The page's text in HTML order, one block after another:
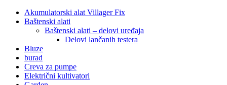
Akumulatorski alat Villager Fix
Baštenski alati
Baštenski alati – delovi uređaja
Delovi lančanih testera
Bluze
burad
Creva za pumpe
Električni kultivatori